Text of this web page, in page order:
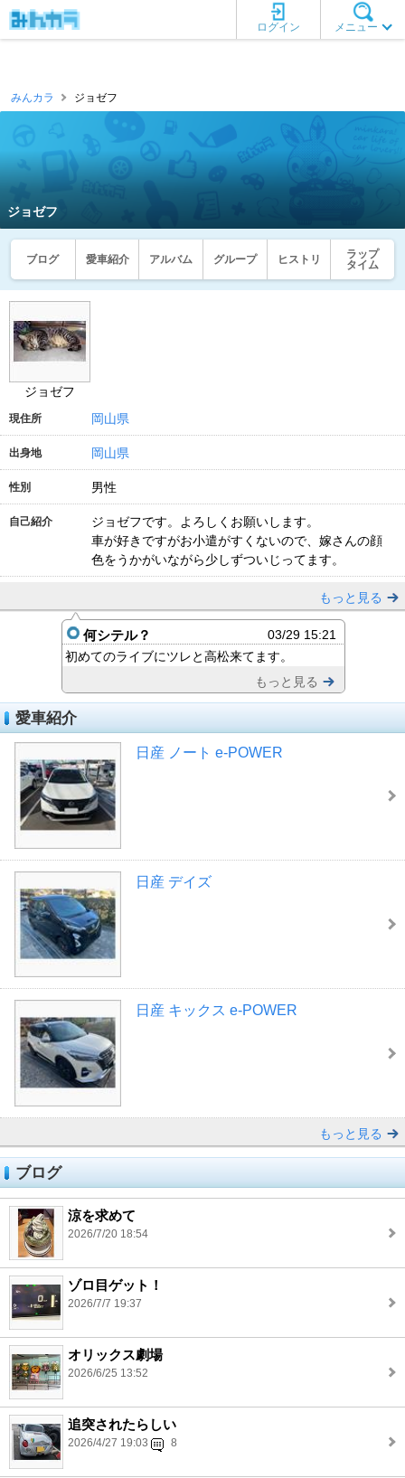
メニュー
ログイン
みんカラ ジョゼフ
ジョゼフ
ブログ 愛車紹介 アルバム グループ ヒストリ
ラップ
タイム
ジョゼフ
現住所 岡山県
出身地 岡山県
性別 男性
自己紹介
ジョゼフです。よろしくお願いします。
車が好きですがお小遣がすくないので、嫁さんの顔
色をうかがいながら少しずついじってます。
もっと見る
何シテル？
03/29 15:21
初めてのライブにツレと高松来てます。
もっと見る
愛車紹介
日産 ノート e-POWER
日産 デイズ
日産 キックス e-POWER
もっと見る
ブログ
涼を求めて
2026/7/20 18:54
ゾロ目ゲット！
2026/7/7 19:37
オリックス劇場
2026/6/25 13:52
追突されたらしい
2026/4/27 19:03 8